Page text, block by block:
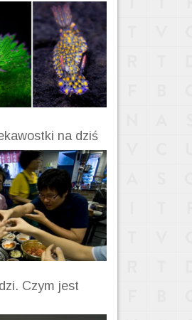
na dziś
Czym jest